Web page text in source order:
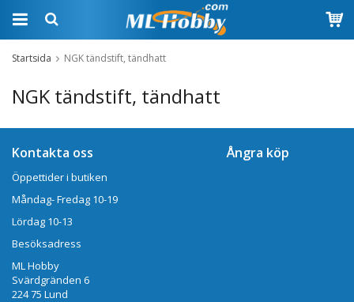
Startsida NGK tändstift, tändhatt
NGK tändstift, tändhatt
Kontakta oss
Öppettider i butiken
Måndag- Fredag 10-19
Lördag 10-13
Besöksadress
ML Hobby
Svärdgränden 6
224 75 Lund
Ångra köp